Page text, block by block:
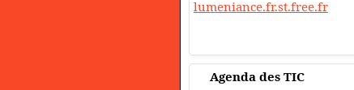
lumeniance.fr.st.free.fr
Agenda des TIC